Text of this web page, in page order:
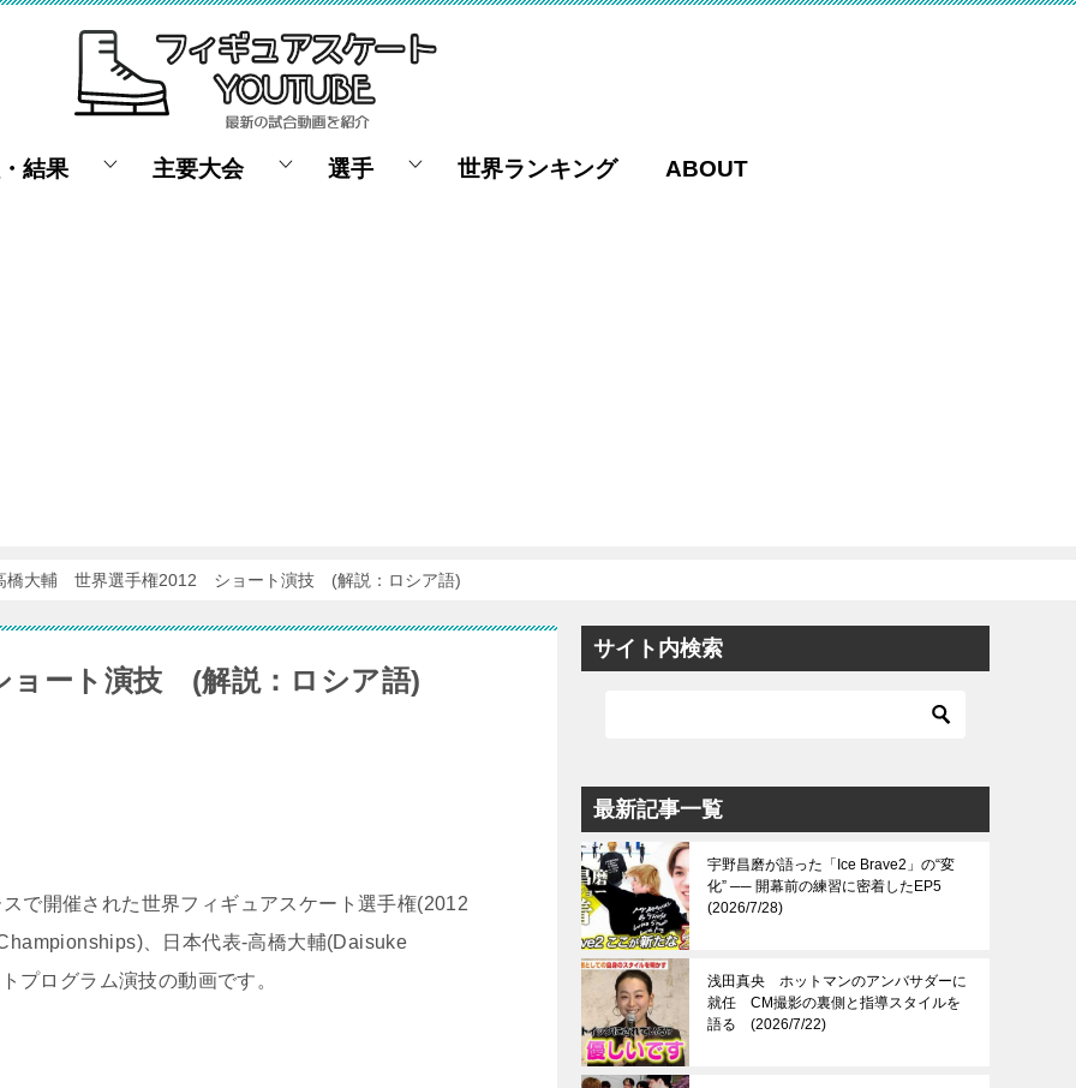
結果 主要大会 選手 世界ランキング ABOUT
橋大輔 世界選手権2012 ショート演技 (解説：ロシア語)
ート演技 (解説：ロシア語)
で開催された世界フィギュアスケート選手権(2012
、日本代表-高橋大輔(Daisuke
プログラム演技の動画です。
サイト内検索
最新記事一覧
宇野昌磨が語った「Ice Brave2」の“変
化” ── 開幕前の練習に密着したEP5
(2026/7/28)
浅田真央 ホットマンのアンバサダーに
就任 CM撮影の裏側と指導スタイルを
語る (2026/7/22)